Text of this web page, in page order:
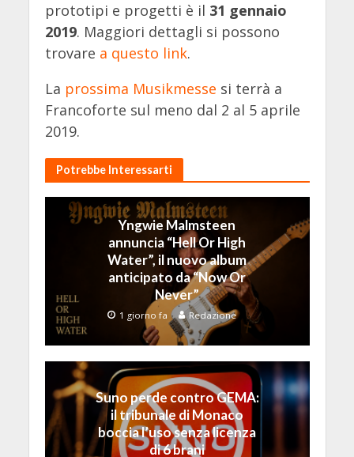
prototipi e progetti è il 31 gennaio
2019. Maggiori dettagli si possono
trovare a questo link.
La prossima Musikmesse si terrà a
Francoforte sul meno dal 2 al 5 aprile
2019.
Potrebbe Interessarti
Yngwie Malmsteen
annuncia “Hell Or High
Water”, il nuovo album
anticipato da “Now Or
Never”
1 giorno fa Redazione
Suno perde contro GEMA:
il tribunale di Monaco
boccia l’uso senza licenza
di 6 brani